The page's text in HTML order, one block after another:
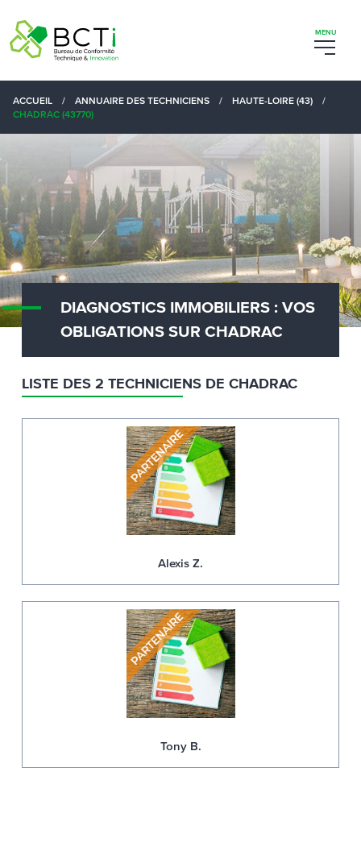
ACCUEIL / ANNUAIRE DES TECHNICIENS / HAUTE-LOIRE (43)
/
CHADRAC (43770)
DIAGNOSTICS IMMOBILIERS : VOS
OBLIGATIONS SUR CHADRAC
LISTE DES 2 TECHNICIENS DE CHADRAC
Alexis Z.
Tony B.